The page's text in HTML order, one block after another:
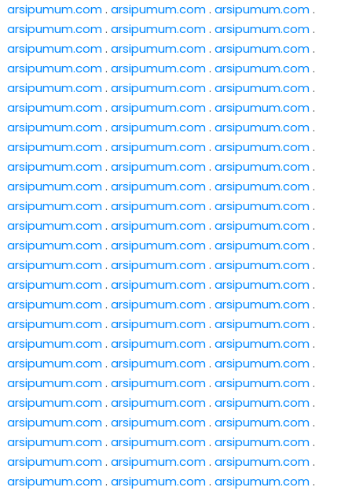
arsipumum.com. arsipumum.com. arsipumum.com.
arsipumum.com. arsipumum.com. arsipumum.com.
arsipumum.com. arsipumum.com. arsipumum.com.
arsipumum.com. arsipumum.com. arsipumum.com.
arsipumum.com. arsipumum.com. arsipumum.com.
arsipumum.com. arsipumum.com. arsipumum.com.
arsipumum.com. arsipumum.com. arsipumum.com.
arsipumum.com. arsipumum.com. arsipumum.com.
arsipumum.com. arsipumum.com. arsipumum.com.
arsipumum.com. arsipumum.com. arsipumum.com.
arsipumum.com. arsipumum.com. arsipumum.com.
arsipumum.com. arsipumum.com. arsipumum.com.
arsipumum.com. arsipumum.com. arsipumum.com.
arsipumum.com. arsipumum.com. arsipumum.com.
arsipumum.com. arsipumum.com. arsipumum.com.
arsipumum.com. arsipumum.com. arsipumum.com.
arsipumum.com. arsipumum.com. arsipumum.com.
arsipumum.com. arsipumum.com. arsipumum.com.
arsipumum.com. arsipumum.com. arsipumum.com.
arsipumum.com. arsipumum.com. arsipumum.com.
arsipumum.com. arsipumum.com. arsipumum.com.
arsipumum.com. arsipumum.com. arsipumum.com.
arsipumum.com. arsipumum.com. arsipumum.com.
arsipumum.com. arsipumum.com. arsipumum.com.
arsipumum.com. arsipumum.com. arsipumum.com.